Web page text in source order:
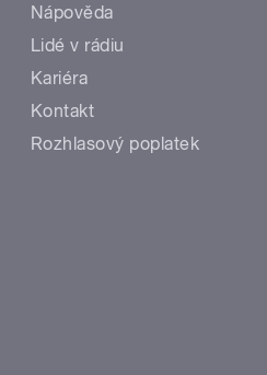
Nápověda
Lidé v rádiu
Kariéra
Kontakt
Rozhlasový poplatek